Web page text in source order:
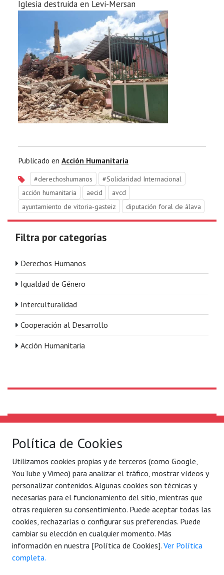
Iglesia destruida en Levi-Mersan
Publicado en Acción Humanitaria
#derechoshumanos
#Solidaridad Internacional
acción humanitaria
aecid
avcd
ayuntamiento de vitoria-gasteiz
diputación foral de álava
Filtra por categorías
Derechos Humanos
Igualdad de Género
Interculturalidad
Cooperación al Desarrollo
Acción Humanitaria
Quiénes somos
Con quién
Contacto
Por ejes de acción
Blog
Agenda
Legal
Aviso legal
Política de privacidad
C/ Conde Mirasol 7 bajo.
48003 Bilbao - Bizkaia
Tel. 944 792 258
(34) 7177 884 061 006
Política de Cookies
Utilizamos cookies propias y de terceros (como Google,
YouTube y Vimeo) para analizar el tráfico, mostrar vídeos y
personalizar contenidos. Algunas cookies son técnicas y
necesarias para el funcionamiento del sitio, mientras que
otras requieren su consentimiento. Puede aceptar todas las
cookies, rechazarlas o configurar sus preferencias. Puede
cambiar su elección en cualquier momento. Más
información en nuestra [Política de Cookies]. Ver Política
completa.